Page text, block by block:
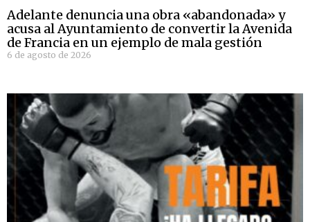
Adelante denuncia una obra «abandonada» y
acusa al Ayuntamiento de convertir la Avenida
de Francia en un ejemplo de mala gestión
6 de agosto de 2026